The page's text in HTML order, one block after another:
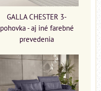
GALLA CHESTER 3-
pohovka - aj iné farebné
prevedenia